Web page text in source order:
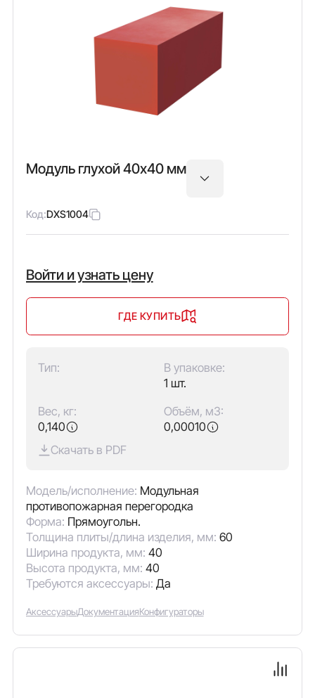
Модуль глухой 40х40 мм
Код:DXS1004
Войти и узнать цену
ГДЕ КУПИТЬ
Тип:
В упаковке:
1 шт.
Вес, кг:
0,140
Объём, м3:
0,00010
Скачать в PDF
Модель/исполнение: Модульная
противопожарная перегородка
Форма: Прямоугольн.
Толщина плиты/длина изделия, мм: 60
Ширина продукта, мм: 40
Высота продукта, мм: 40
Требуются аксессуары: Да
АксессуарыДокументацияКонфигураторы